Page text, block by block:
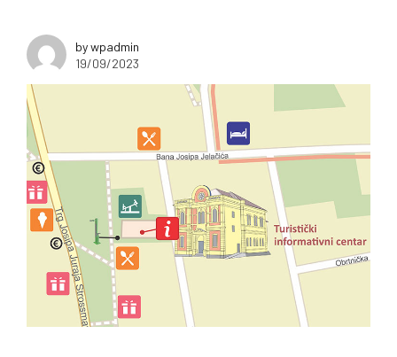
by wpadmin
19/09/2023